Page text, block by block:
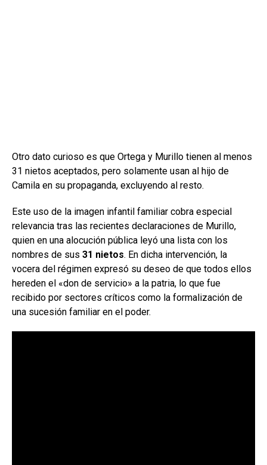
Otro dato curioso es que Ortega y Murillo tienen al menos
31 nietos aceptados, pero solamente usan al hijo de
Camila en su propaganda, excluyendo al resto.
Este uso de la imagen infantil familiar cobra especial
relevancia tras las recientes declaraciones de Murillo,
quien en una alocución pública leyó una lista con los
nombres de sus 31 nietos. En dicha intervención, la
vocera del régimen expresó su deseo de que todos ellos
hereden el «don de servicio» a la patria, lo que fue
recibido por sectores críticos como la formalización de
una sucesión familiar en el poder.